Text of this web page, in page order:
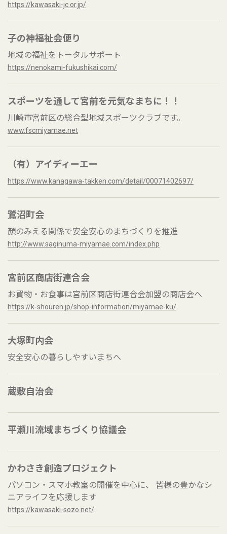
https://kawasaki-jc.or.jp/
子の神福祉会便り
地域の福祉をトータルサポート
https://nenokami-fukushikai.com/
スポーツを通して宮前を元気なまちに！！
川崎市宮前区の総合型地域スポーツクラブです。
www.fscmiyamae.net
（有）アイディーエー
https://www.kanagawa-takken.com/detail/00071402697/
鷺沼町会
顏のみえる関係で安全安心のまちづくりを推進
http://www.saginuma-miyamae.com/index.php
宮前区商店街連合会
お買物・お食事は宮前区商店街連合会加盟の商店会へ
https://k-shouren.jp/shop-information/miyamae-ku/
大塚町内会
安全安心の暮らしやすいまちへ
蔵敷自治会
平瀬川流域まちづくり協議会
かわさき創造プロジェクト
パソコン・スマホ教室の開催を中心に、 皆様の豊かなシ
ニアライフを応援します
https://kawasaki-sozo.net/